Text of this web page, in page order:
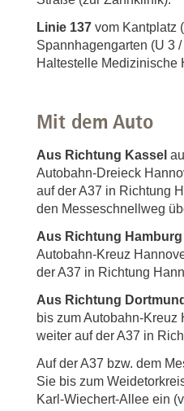
Linie 137 vom Kantplatz
Spannhagengarten (U 3
Haltestelle Medizinische
Mit dem Auto
Aus Richtung Kassel
Autobahn-Dreieck
auf der A37 in Richtung
den Messeschnellweg
Aus Richtung Hamburg
Autobahn-Kreuz
der A37 in Richtung
Aus Richtung
bis zum Autobahn-Kreuz
weiter auf der A37 in
Auf der A37 bzw. dem
Sie bis zum
Karl-Wiechert-Allee ein